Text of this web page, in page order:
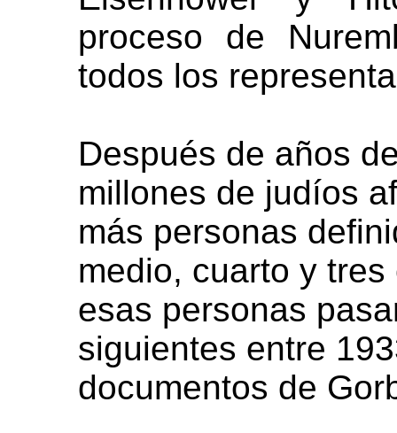
proceso de
todos los
Después de años
millones de judíos
más personas
medio, cuarto y
esas personas
siguientes entre
documentos de